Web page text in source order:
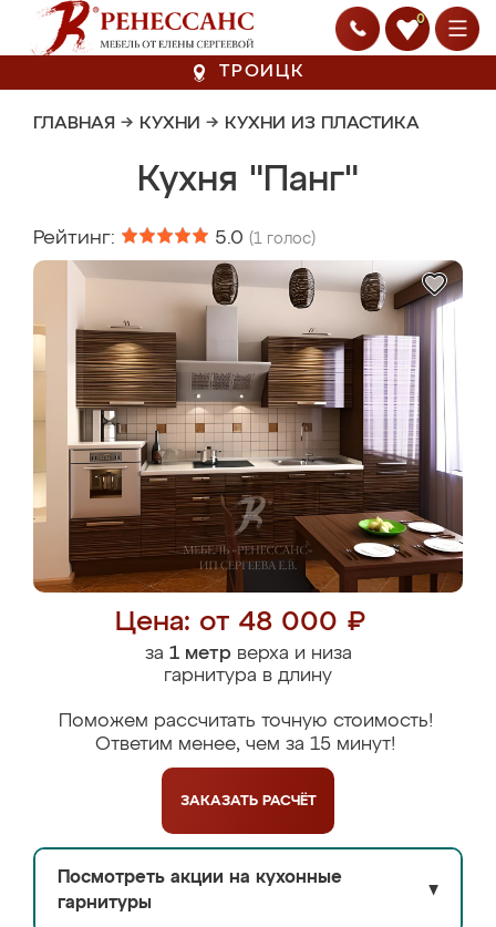
0
ТРОИЦК
ГЛАВНАЯ → КУХНИ → КУХНИ ИЗ ПЛАСТИКА
Кухня "Панг"
Рейтинг: 5.0 (1 голос)
Цена: от 48 000 ₽
за 1 метрверха и низа
гарнитура в длину
Поможем рассчитать точную стоимость!
Ответим менее, чем за 15 минут!
ЗАКАЗАТЬ РАСЧЁТ
Посмотреть акции на кухонные
гарнитуры
▼